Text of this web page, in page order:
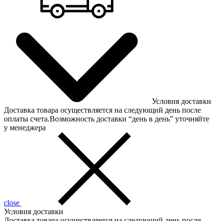
Условия доставки
Доставка товара осуществляется на следующий день после
оплаты счета.Возможность доставки “день в день” уточняйте
у менеджера
close
Условия доставки